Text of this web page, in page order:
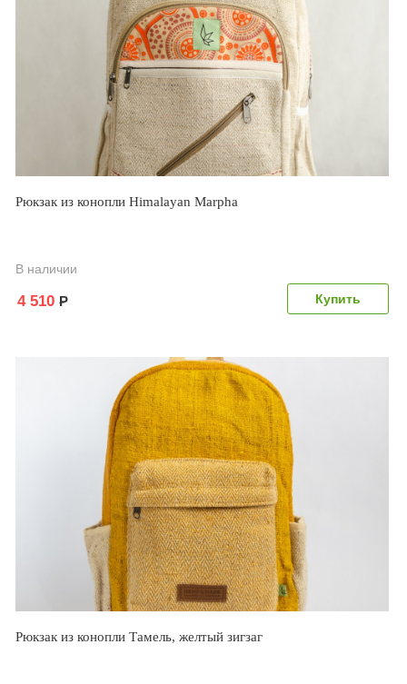
Рюкзак из конопли Himalayan Marpha
В наличии
4 510 Р
Рюкзак из конопли Тамель, желтый зигзаг